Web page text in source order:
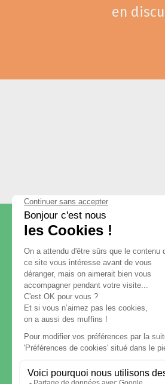
en
FACILITATEUR
Votre solution
multisite, partout
entreprises et
Livraison de buffet
cocktail en